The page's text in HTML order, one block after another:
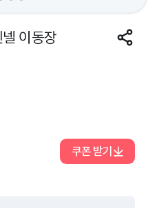
이동장
쿠폰 받기